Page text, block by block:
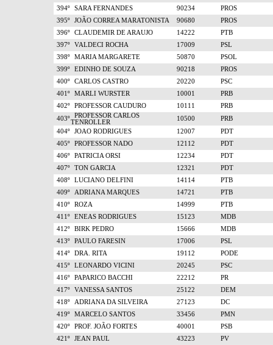
394º
SARA FERNANDES 90234
PROS
395º
JOÃO CORREA MARATONISTA 90680
PROS
396º
CLAUDEMIR DE ARAUJO 14222
PTB
397º
VALDECI ROCHA 17009
PSL
398º
MARIA MARGARETE 50870
PSOL
399º
EDINHO DE SOUZA 90218
PROS
400º
CARLOS CASTRO 20220
PSC
401º
MARLI WURSTER 10001
PRB
402º
PROFESSOR CAUDURO 10111
PRB
403º
PROFESSOR CARLOS
TENROLLER
10500
PRB
404º
JOAO RODRIGUES 12007
PDT
405º
PROFESSOR NADO 12112
PDT
406º
PATRICIA ORSI 12234
PDT
407º
TON GARCIA 12321
PDT
408º
LUCIANO DELFINI 14114
PTB
409º
ADRIANA MARQUES 14721
PTB
410º
ROZA 14999
PTB
411º
ENEAS RODRIGUES 15123
MDB
412º
BIRK PEDRO 15666
MDB
413º
PAULO FARESIN 17006
PSL
414º
DRA. RITA 19112
PODE
415º
LEONARDO VICINI 20245
PSC
416º
PAPARICO BACCHI 22212
PR
417º
VANESSA SANTOS 25122
DEM
418º
ADRIANA DA SILVEIRA 27123
DC
419º
MARCELO SANTOS 33456
PMN
420º
PROF. JOÃO FORTES 40001
PSB
421º
JEAN PAUL 43223
PV